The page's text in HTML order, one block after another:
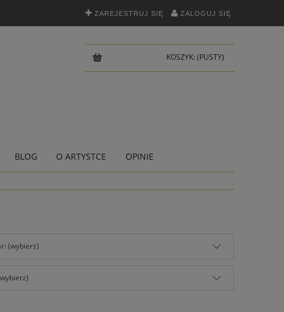
ZAREJESTRUJ SIĘ ZALOGUJ SIĘ
KOSZYK: (PUSTY)
BLOG O ARTYSTCE OPINIE
(wybierz)